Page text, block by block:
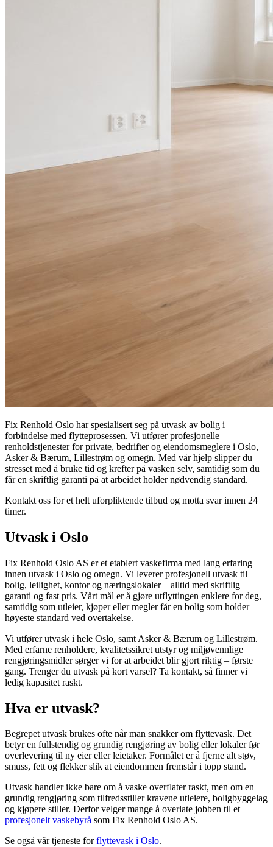
Fix Renhold Oslo har spesialisert seg på utvask av bolig i
forbindelse med flytteprosessen. Vi utfører profesjonelle
renholdstjenester for private, bedrifter og eiendomsmeglere i Oslo,
Asker & Bærum, Lillestrøm og omegn. Med vår hjelp slipper du
stresset med å bruke tid og krefter på vasken selv, samtidig som du
får en skriftlig garanti på at arbeidet holder nødvendig standard.
Kontakt oss for et helt uforpliktende tilbud og motta svar innen 24
timer.
Utvask i Oslo
Fix Renhold Oslo AS er et etablert vaskefirma med lang erfaring
innen utvask i Oslo og omegn. Vi leverer profesjonell utvask til
bolig, leilighet, kontor og næringslokaler – alltid med skriftlig
garanti og fast pris. Vårt mål er å gjøre utflyttingen enklere for deg,
samtidig som utleier, kjøper eller megler får en bolig som holder
høyeste standard ved overtakelse.
Vi utfører utvask i hele Oslo, samt Asker & Bærum og Lillestrøm.
Med erfarne renholdere, kvalitetssikret utstyr og miljøvennlige
rengjøringsmidler sørger vi for at arbeidet blir gjort riktig – første
gang. Trenger du utvask på kort varsel? Ta kontakt, så finner vi
ledig kapasitet raskt.
Hva er utvask?
Begrepet utvask brukes ofte når man snakker om flyttevask. Det
betyr en fullstendig og grundig rengjøring av bolig eller lokaler før
overlevering til ny eier eller leietaker. Formålet er å fjerne alt støv,
smuss, fett og flekker slik at eiendommen fremstår i topp stand.
Utvask handler ikke bare om å vaske overflater raskt, men om en
grundig rengjøring som tilfredsstiller kravene utleiere, boligbyggelag
og kjøpere stiller. Derfor velger mange å overlate jobben til et
profesjonelt vaskebyrå som Fix Renhold Oslo AS.
Se også vår tjeneste for flyttevask i Oslo.